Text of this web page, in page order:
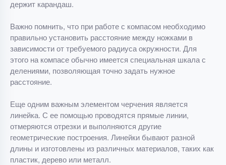
держит карандаш.
Важно помнить, что при работе с компасом необходимо
правильно установить расстояние между ножками в
зависимости от требуемого радиуса окружности. Для
этого на компасе обычно имеется специальная шкала с
делениями, позволяющая точно задать нужное
расстояние.
Еще одним важным элементом черчения является
линейка. С ее помощью проводятся прямые линии,
отмеряются отрезки и выполняются другие
геометрические построения. Линейки бывают разной
длины и изготовлены из различных материалов, таких как
пластик, дерево или металл.